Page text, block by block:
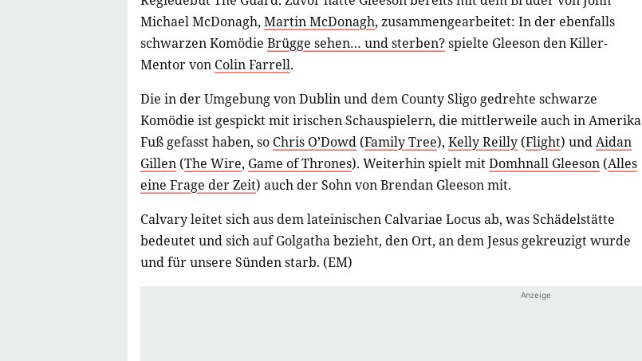
Michael McDonagh, Martin McDonagh, zusammengearbeitet: In der ebenfalls
schwarzen Komödie Brügge sehen… und sterben?spielte Gleeson den Killer-
Mentor von Colin Farrell.
Die in der Umgebung von Dublin und dem County Sligo gedrehte schwarze
Komödie ist gespickt mit irischen Schauspielern, die mittlerweile auch in Amerika
Fuß gefasst haben, so Chris O’Dowd (Family Tree), Kelly Reilly (Flight) undAidan
Gillen (The Wire, Game of Thrones). Weiterhin spielt mitDomhnall Gleeson (Alles
eine Frage der Zeit) auch der Sohn von Brendan Gleeson mit.
Calvary leitet sich aus dem lateinischen Calvariae Locus ab, was Schädelstätte
bedeutet und sich auf Golgatha bezieht, den Ort, an dem Jesus gekreuzigt wurde
und für unsere Sünden starb. (EM)